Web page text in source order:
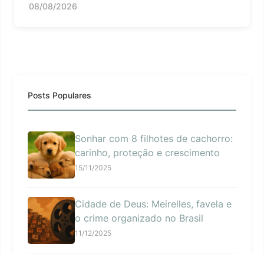
08/08/2026
Posts Populares
Sonhar com 8 filhotes de cachorro:
carinho, proteção e crescimento
15/11/2025
Cidade de Deus: Meirelles, favela e
o crime organizado no Brasil
11/12/2025